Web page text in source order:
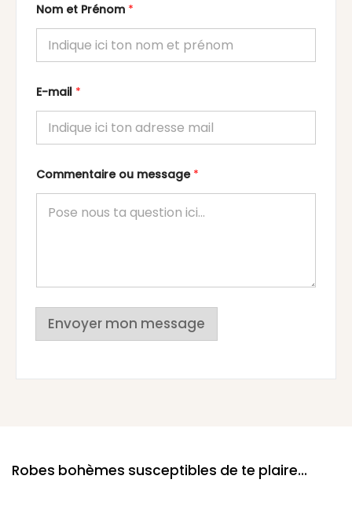
Nom et Prénom *
E-mail *
Commentaire ou message *
Envoyer mon message
Robes bohèmes susceptibles de te plaire...